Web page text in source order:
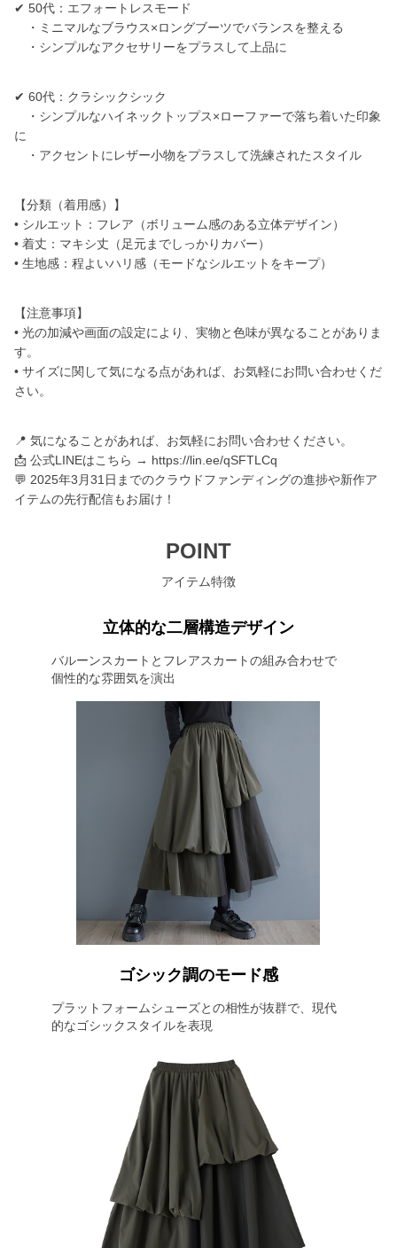
✔ 50代：エフォートレスモード
・ミニマルなブラウス×ロングブーツでバランスを整える
・シンプルなアクセサリーをプラスして上品に
✔ 60代：クラシックシック
・シンプルなハイネックトップス×ローファーで落ち着いた印象
に
・アクセントにレザー小物をプラスして洗練されたスタイル
【分類（着用感）】
• シルエット：フレア（ボリューム感のある立体デザイン）
• 着丈：マキシ丈（足元までしっかりカバー）
• 生地感：程よいハリ感（モードなシルエットをキープ）
【注意事項】
• 光の加減や画面の設定により、実物と色味が異なることがありま
す。
• サイズに関して気になる点があれば、お気軽にお問い合わせくだ
さい。
📍 気になることがあれば、お気軽にお問い合わせください。
📩 公式LINEはこちら → https://lin.ee/qSFTLCq
💬 2025年3月31日までのクラウドファンディングの進捗や新作ア
イテムの先行配信もお届け！
POINT
アイテム特徴
立体的な二層構造デザイン
バルーンスカートとフレアスカートの組み合わせで
個性的な雰囲気を演出
ゴシック調のモード感
プラットフォームシューズとの相性が抜群で、現代
的なゴシックスタイルを表現